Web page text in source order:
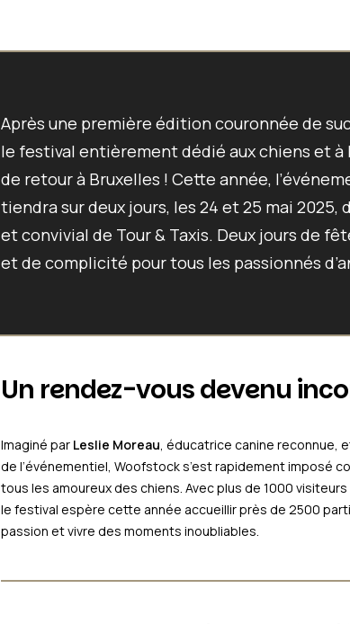
Après une première édition couronnée de
le festival entièrement dédié aux chiens et
de retour à Bruxelles ! Cette année,
tiendra sur deux jours, les 24 et 25 mai 2025,
et convivial de Tour & Taxis. Deux jours de
et de complicité pour tous les passionnés
Un rendez-vous devenu
Imaginé par Leslie Moreau, éducatrice canine reconnue,
de l’événementiel, Woofstock s’est rapidement imposé
tous les amoureux des chiens. Avec plus de 1000
le festival espère cette année accueillir près de 2500
passion et vivre des moments inoubliables.